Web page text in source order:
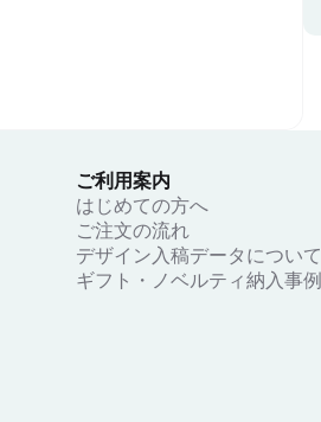
ご利用案内
はじめての方へ
ご注文の流れ
デザイン入稿データについて
ギフト・ノベルティ納入事例